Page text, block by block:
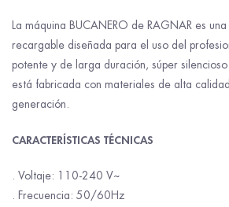
La máquina BUCANERO de RAGNAR es
recargable diseñada para el uso del
potente y de larga duración, súper
está fabricada con materiales de alta
generación.
CARACTERÍSTICAS TÉCNICAS
. Voltaje: 110-240 V~
. Frecuencia: 50/60Hz